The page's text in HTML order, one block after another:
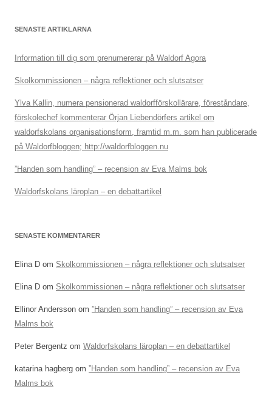
SENASTE ARTIKLARNA
Information till dig som prenumererar på Waldorf Agora
Skolkommissionen – några reflektioner och slutsatser
Ylva Kallin, numera pensionerad waldorfförskollärare, föreståndare,
förskolechef kommenterar Örjan Liebendörfers artikel om
waldorfskolans organisationsform, framtid m.m. som han publicerade
på Waldorfbloggen; http://waldorfbloggen.nu
”Handen som handling” – recension av Eva Malms bok
Waldorfskolans läroplan – en debattartikel
SENASTE KOMMENTARER
Elina D om Skolkommissionen – några reflektioner och slutsatser
Elina D om Skolkommissionen – några reflektioner och slutsatser
Ellinor Andersson om ”Handen som handling” – recension av Eva
Malms bok
Peter Bergentz om Waldorfskolans läroplan – en debattartikel
katarina hagberg om ”Handen som handling” – recension av Eva
Malms bok